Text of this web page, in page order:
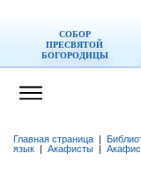
СОБОР
ПРЕСВЯТОЙ
БОГОРОДИЦЫ
Главная страница
язык
Акафисты